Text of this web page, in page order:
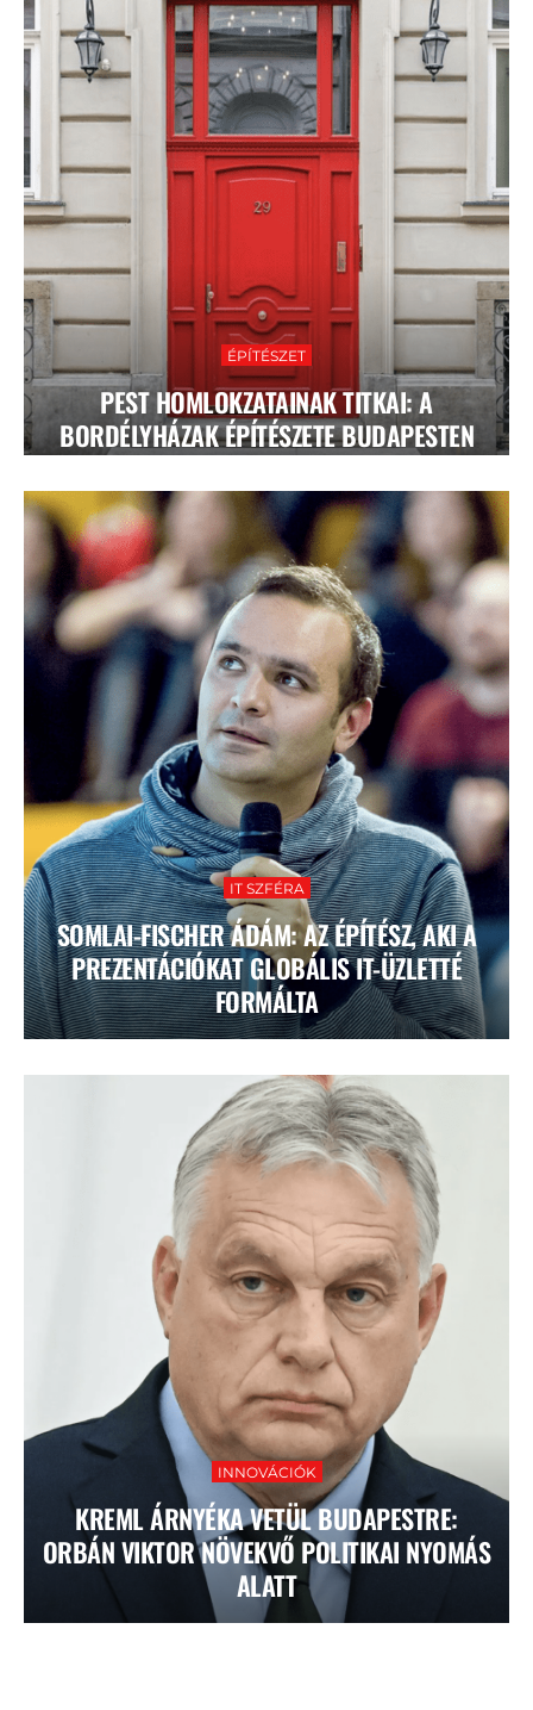
ÉPÍTÉSZET
PEST HOMLOKZATAINAK TITKAI: A
BORDÉLYHÁZAK ÉPÍTÉSZETE BUDAPESTEN
IT SZFÉRA
SOMLAI-FISCHER ÁDÁM: AZ ÉPÍTÉSZ, AKI A
PREZENTÁCIÓKAT GLOBÁLIS IT-ÜZLETTÉ
FORMÁLTA
INNOVÁCIÓK
KREML ÁRNYÉKA VETÜL BUDAPESTRE:
ORBÁN VIKTOR NÖVEKVŐ POLITIKAI NYOMÁS
ALATT